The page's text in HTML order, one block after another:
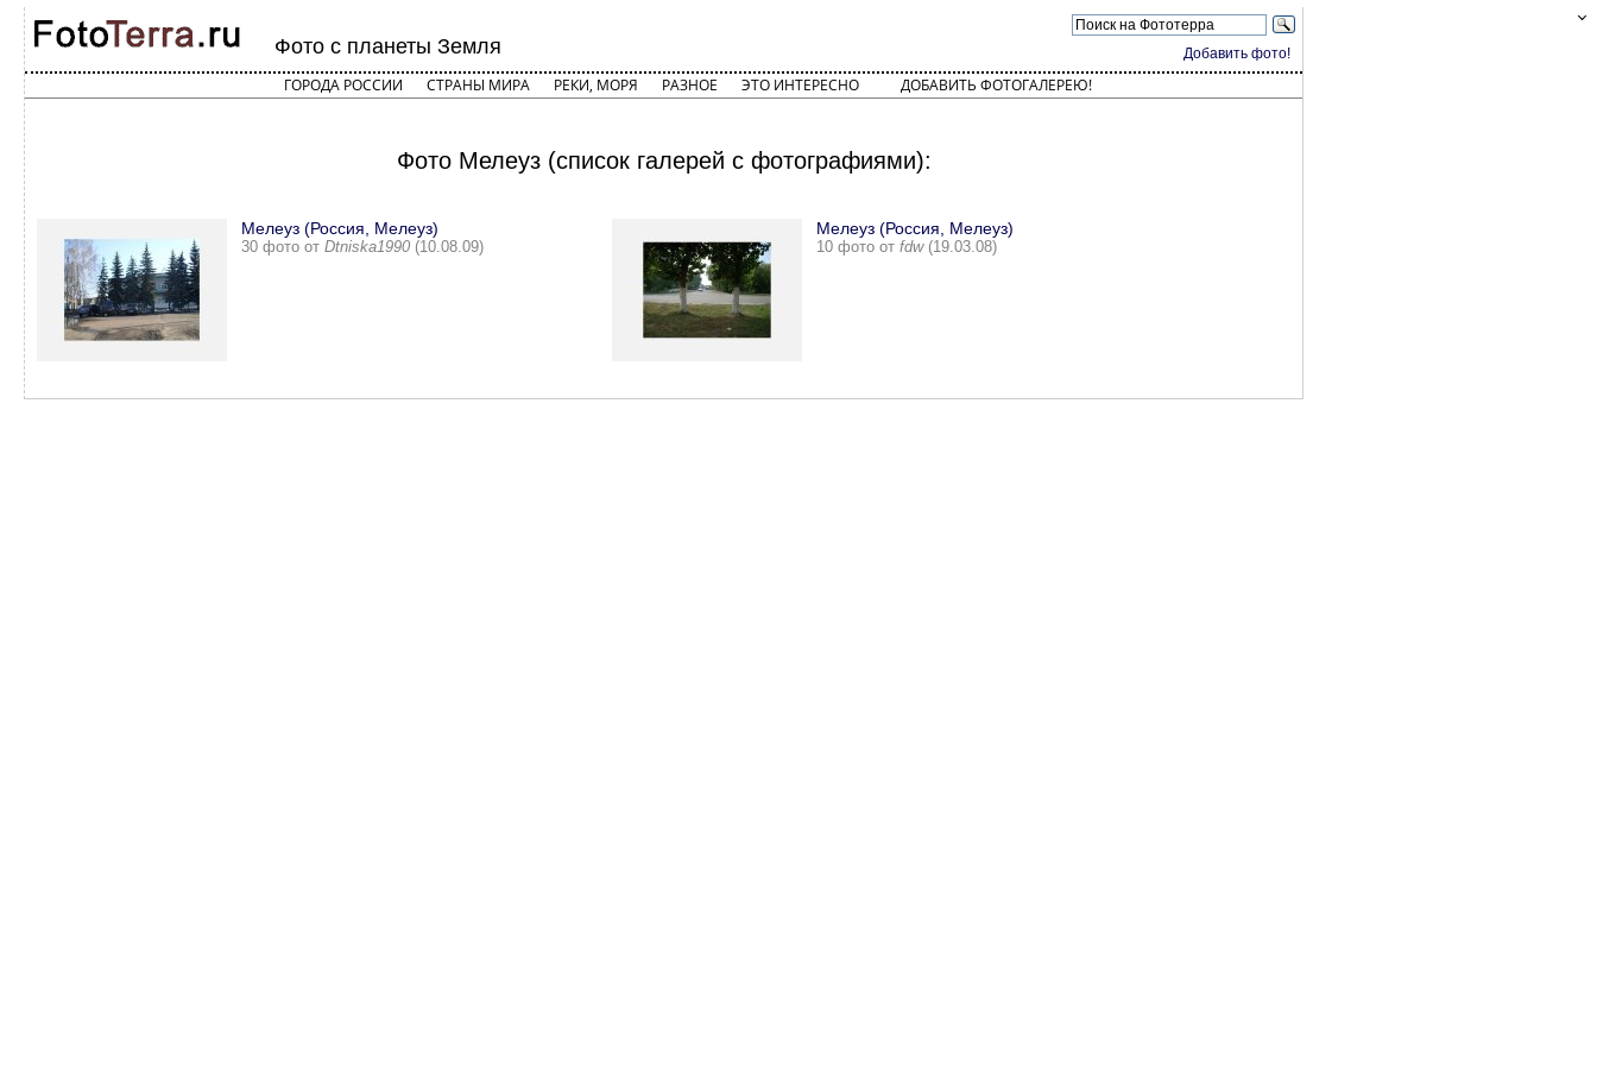
Добавить фото!
Фото с планеты Земля
ГОРОДА РОССИИ СТРАНЫ МИРА РЕКИ, МОРЯ РАЗНОЕ ЭТО ИНТЕРЕСНО ДОБАВИТЬ ФОТОГАЛЕРЕЮ!
Фото Мелеуз (список галерей с фотографиями):
Мелеуз (Россия, Мелеуз)
30 фото от Dtniska1990 (10.08.09)
Мелеуз (Россия, Мелеуз)
10 фото от fdw(19.03.08)